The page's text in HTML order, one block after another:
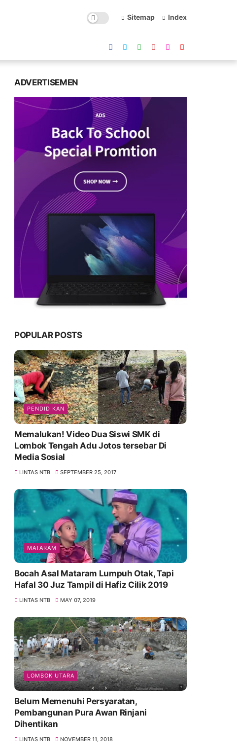
Sitemap Index
ADVERTISEMEN
POPULAR POSTS
PENDIDIKAN
Memalukan! Video Dua Siswi SMK di
Lombok Tengah Adu Jotos tersebar Di
Media Sosial
LINTAS NTB SEPTEMBER 25, 2017
MATARAM
Bocah Asal Mataram Lumpuh Otak, Tapi
Hafal 30 Juz Tampil di Hafiz Cilik 2019
LINTAS NTB MAY 07, 2019
LOMBOK UTARA
Belum Memenuhi Persyaratan,
Pembangunan Pura Awan Rinjani
Dihentikan
LINTAS NTB NOVEMBER 11, 2018